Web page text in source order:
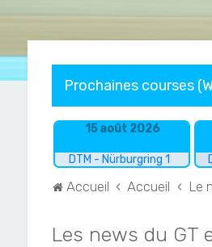
Prochaines courses
15 août 2026
DTM - Nürburgring 1
Accueil Accueil Le
Les news du GT